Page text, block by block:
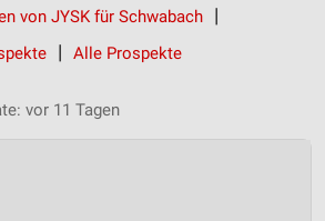
von JYSK für Schwabach
Alle Prospekte
vor 11 Tagen